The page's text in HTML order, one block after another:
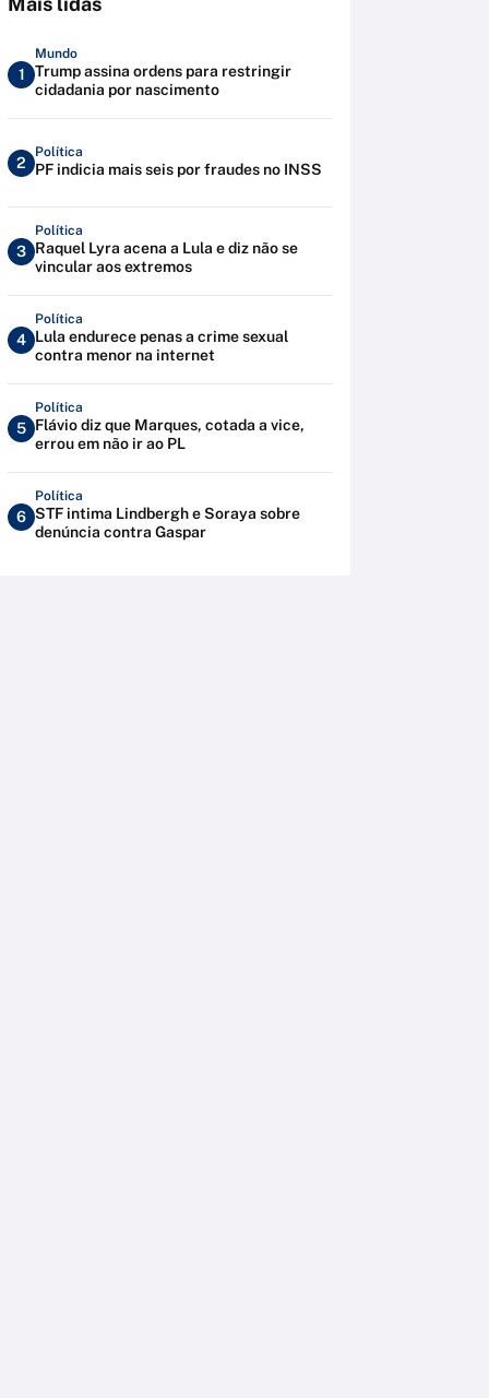
1
Mundo
Trump assina ordens para restringir
cidadania por nascimento
2
Política
PF indicia mais seis por fraudes no INSS
3
Política
Raquel Lyra acena a Lula e diz não se
vincular aos extremos
4
Política
Lula endurece penas a crime sexual
contra menor na internet
5
Política
Flávio diz que Marques, cotada a vice,
errou em não ir ao PL
6
Política
STF intima Lindbergh e Soraya sobre
denúncia contra Gaspar